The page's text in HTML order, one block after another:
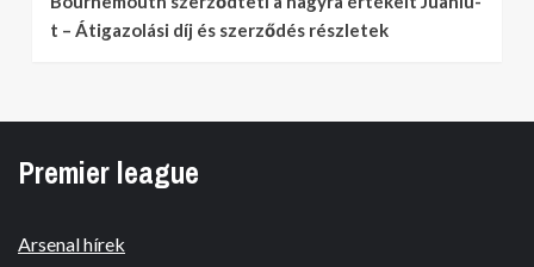
t – Átigazolási díj és szerződés részletek
Premier league
Arsenal hírek